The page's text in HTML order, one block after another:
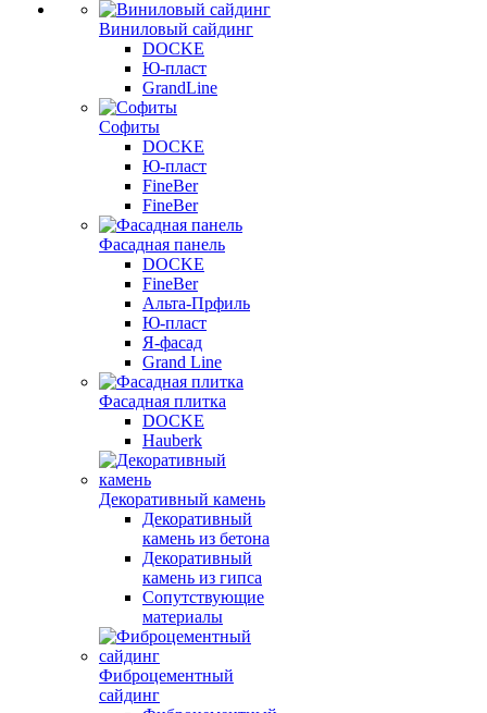
Виниловый сайдинг
DOCKE
Ю-пласт
GrandLine
Софиты
DOCKE
Ю-пласт
FineBer
FineBer
Фасадная панель
DOCKE
FineBer
Альта-Прфиль
Ю-пласт
Я-фасад
Grand Line
Фасадная плитка
DOCKE
Hauberk
Декоративный камень
Декоративный
камень из бетона
Декоративный
камень из гипса
Сопутствующие
материалы
Фиброцементный
сайдинг